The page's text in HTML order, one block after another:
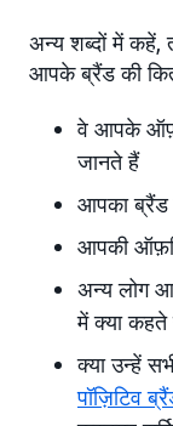
अन्य शब्दों में कहें,
आपके ब्रैंड की
वे आपके
जानते हैं
आपका ब्रैंड
आपकी
अन्य लोग
में क्या कहते
क्या उन्हें
पॉज़िटिव